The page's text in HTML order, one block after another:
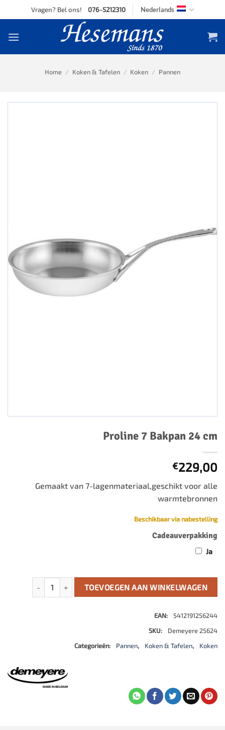
to
Vragen? Bel ons! 076-5212310 Nederlands
Home / Koken & Tafelen / Koken / Pannen
Proline 7 Bakpan 24 cm
€229,00
Gemaakt van 7-lagenmateriaal,geschikt voor alle
warmtebronnen
Beschikbaar via nabestelling
Cadeauverpakking
Ja
Proline 7 Bakpan 24 cm aantalTOEVOEGEN AAN WINKELWAGEN
EAN:
5412191256244
SKU:
Demeyere 25624
Categorieën:
Pannen, Koken & Tafelen, Koken